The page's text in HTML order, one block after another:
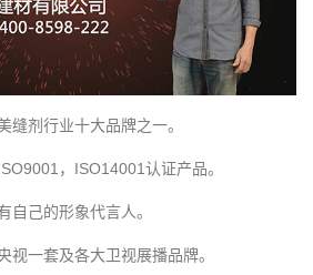
缝剂行业十大品牌之一。
，ISO14001认证产品。
自己的形象代言人。
视一套及各大卫视展播品牌。